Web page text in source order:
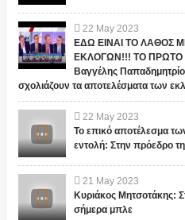
22 May 2023
ΕΔΩ ΕΙΝΑΙ ΤΟ ΛΑΘΟΣ
ΕΚΛΟΓΩΝ!!! ΤΟ
Βαγγέλης
σχολιάζουν τα αποτελέσματα των
22 May 2023
Το επικό αποτέλεσμα
εντολή: Στην πρόεδρο
21 May 2023
Κυριάκος Μητσοτάκης:
σήμερα μπλε